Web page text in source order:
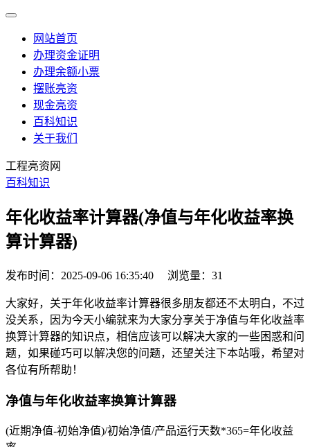
网站首页
办理资金证明
办理余额小票
摆账亮资
现金亮资
百科知识
关于我们
工程亮资网
百科知识
年化收益率计算器(净值与年化收益率换
算计算器)
发布时间：2025-09-06 16:35:40 浏览量：31
大家好，关于年化收益率计算器很多朋友都还不太明白，不过
没关系，因为今天小编就来为大家分享关于净值与年化收益率
换算计算器的知识点，相信应该可以解决大家的一些困惑和问
题，如果碰巧可以解决您的问题，还望关注下本站哦，希望对
各位有所帮助！
净值与年化收益率换算计算器
(近期净值-初始净值)/初始净值/产品运行天数*365=年化收益